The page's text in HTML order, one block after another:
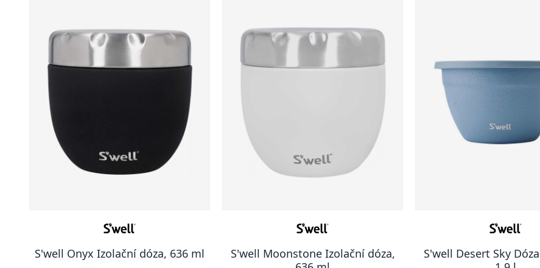
S'well Onyx Izolační dóza, 636 ml
S'well Moonstone Izolační dóza,
S'well Desert Sky